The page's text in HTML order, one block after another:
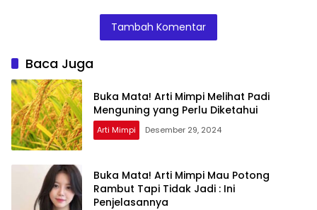
Teman Ternyata
Ini Artinya
Menurut Pakar
Ini Penjelasannya
Tambah Komentar
Baca Juga
Buka Mata! Arti Mimpi Melihat Padi
Menguning yang Perlu Diketahui
Arti Mimpi Desember 29, 2024
Buka Mata! Arti Mimpi Mau Potong
Rambut Tapi Tidak Jadi : Ini
Penjelasannya